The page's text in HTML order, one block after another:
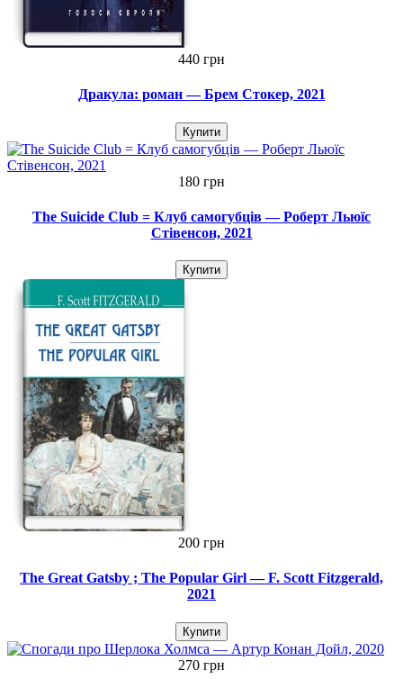
440 грн
Дракула: роман — Брем Стокер, 2021
Купити
180 грн
The Suicide Club = Клуб самогубців — Роберт Льюїс
Стівенсон, 2021
Купити
200 грн
The Great Gatsby ; The Popular Girl — F. Scott Fitzgerald,
2021
Купити
270 грн